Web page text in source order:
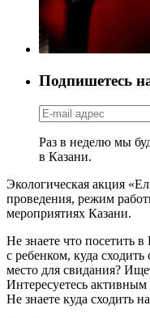
Подпишетесь
Раз в неделю мы
в Казани.
Экологическая акция
проведения, режим
мероприятиях Казани.
Не знаете что посетить
с ребенком, куда
место для свидания?
Интересуетесь
Не знаете куда сходить